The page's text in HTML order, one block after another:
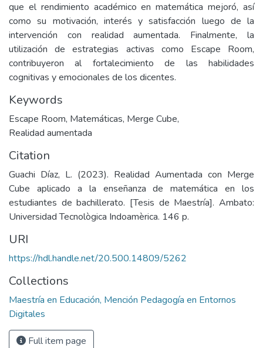
que el rendimiento académico en matemática mejoró, así
como su motivación, interés y satisfacción luego de la
intervención con realidad aumentada. Finalmente, la
utilización de estrategias activas como Escape Room,
contribuyeron al fortalecimiento de las habilidades
cognitivas y emocionales de los dicentes.
Keywords
Escape Room, Matemáticas, Merge Cube,
Realidad aumentada
Citation
Guachi Díaz, L. (2023). Realidad Aumentada con Merge
Cube aplicado a la enseñanza de matemática en los
estudiantes de bachillerato. [Tesis de Maestría]. Ambato:
Universidad Tecnològica Indoamèrica. 146 p.
URI
https://hdl.handle.net/20.500.14809/5262
Collections
Maestría en Educación, Mención Pedagogía en Entornos
Digitales
Full item page